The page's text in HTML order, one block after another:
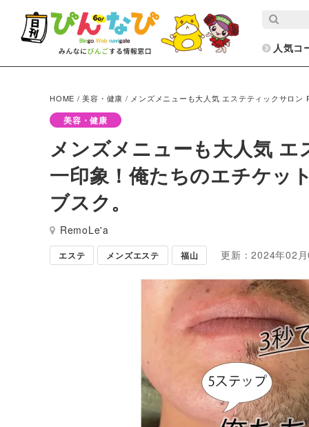
人気コ
HOME /美容・健康 / メンズメニューも大人気 エステティックサロ
美容・健康
メンズメニューも大人気
一印象！俺たちのエチケッ
ブスク。
RemoLe'a
エステ メンズエステ 福山 更新：2024年02